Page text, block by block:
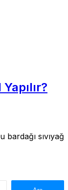
sıvıyağ